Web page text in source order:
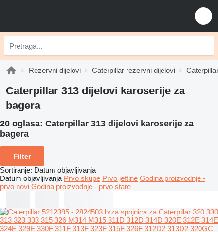
Rezervni dijelovi Caterpillar rezervni dijelovi
Caterpillar 313 dijelovi karoserije za
bagerа
20 oglasa: Caterpillar 313 dijelovi karoserije za
bagerа
Filter
Sortiranje: Datum objavljivanja
Datum objavljivanja Prvo skupe Prvo jeftine Godina proizvodnje -
prvo novi Godina proizvodnje - prvo stare